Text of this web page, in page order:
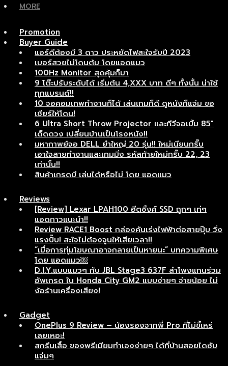
MORE
Promotion
Buyer Guide
แอร์ดีต้องมี 3 ดาว ประหยัดไฟสะใจรับปี 2023
เบอร์สวยไม่โดนต้ม โดยแอดแมว
100Hz Monitor สุดคุ้มก็มา
9 โต๊ะปรับระดับได้ เริ่มต้น 4,XXX บาท ดีๆ ทั้งนั้น น่าใช้
ทุกแบรนด์!!
10 จอคอมเทพทำงานก็ได้ เล่นเกมก็ดี ดูหนังก็แจ่ม ขอ
เชียร์ให้โดน!
6 Ultra Short Throw Projector และทีวีจอเบิ้ม 85″
เด็ดดวง เปลี่ยนบ้านเป็นโรงหนัง!!
มหากาพย์จอ DELL ยำใหญ่ 20 รุ่น!! ใหม่เนียนกริ๊บ
เอาใจสายทำงานและเกมมิ่ง รหัสท้ายใหม่กริ๊บ 22, 23
เท่านั้น!!
สินค้าเกรดบี เล่นได้หรือไม่ โดย แอดแมว
Reviews
[Review] Lexar LPAH100 ฮีตซิ้งค์ SSD ถูกๆ เท่ๆ
แอดกาวแนะนำ!!
Review RACE1 Boost กล่องคันเร่งไฟฟ้าต่อสายปุ๊บ วิ่ง
แรงปั๊บ! สะใจไม่ต้องจูนให้เสียเวลา!!
“เมื่อการทุ่มโฆษณาอาจกลายเป็นหายนะ” บทความพิเศษ
โดย แอดแมว￼
D.I.Y.แบบแมวๆ กับ JBL Stage3 637F ลำโพงแกนร่วม
อัพเกรด ใน Honda City GM2 แบบง่ายๆ จ่ายน้อย ไม่
ง้อร้านเครื่องเสียง!
Gadget
OnePlus 9 Review – น้องรองจากพี่ Pro ที่ไม่ขี้เหร่
เลยเหอะ!
สกรีนเสื้อ ของพรีเมียมทำเองง่ายๆ ได้ที่บ้านสอยไดซับ
แจ่มๆ